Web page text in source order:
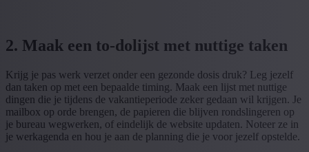
2. Maak een to-dolijst met nuttige taken
Krijg je pas werk verzet onder een gezonde dosis druk? Leg jezelf
dan taken op met een bepaalde timing. Maak een lijst met nuttige
dingen die je tijdens de vakantieperiode zeker gedaan wil krijgen. Je
mailbox op orde brengen, de papieren die blijven rondslingeren op
je bureau wegwerken, of eindelijk de website updaten. Noteer ze in
je werkagenda en hou je aan de planning die je voor jezelf opstelde.